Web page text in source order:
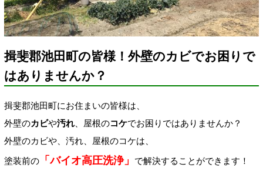
揖斐郡池田町の皆様！外壁のカビでお困りで
はありませんか？
揖斐郡池田町にお住まいの皆様は、
外壁のカビや汚れ、屋根のコケでお困りではありませんか？
外壁のカビや、汚れ、屋根のコケは、
塗装前の 「バイオ高圧洗浄」 で解決することができます！